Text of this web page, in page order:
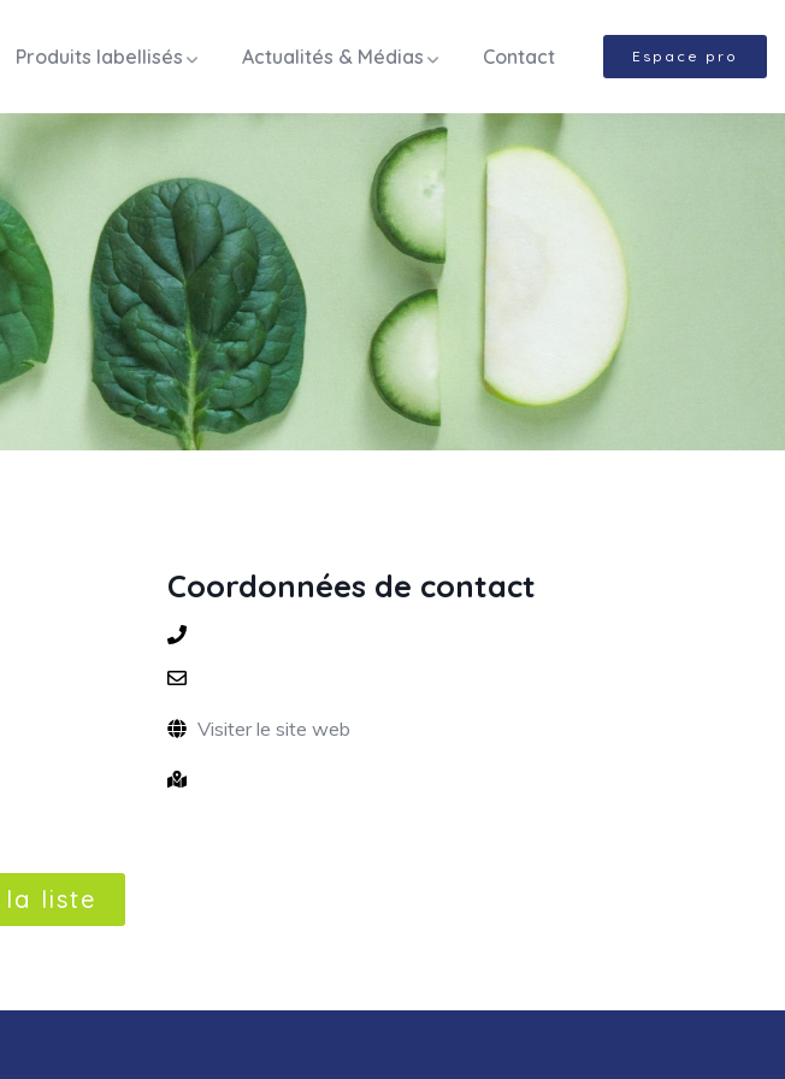
Produits labellisés Actualités & Médias Contact Espace pro
Coordonnées de contact
Visiter le site web
la liste